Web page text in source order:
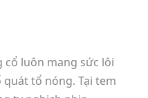
luôn mang sức lôi
tổ nóng. Tại tem